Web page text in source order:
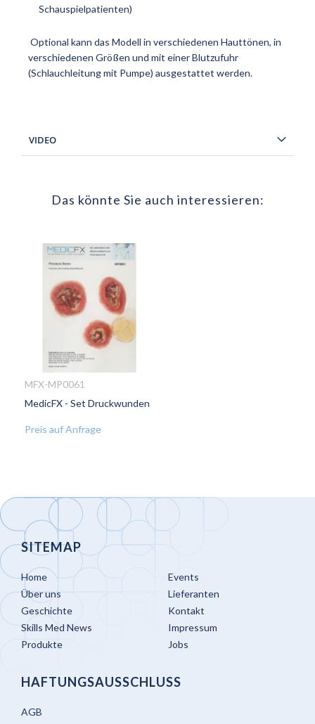
Schauspielpatienten)
Optional kann das Modell in verschiedenen Hauttönen, in
verschiedenen Größen und mit einer Blutzufuhr
(Schlauchleitung mit Pumpe) ausgestattet werden.
VIDEO
Das könnte Sie auch interessieren:
ZUR
HINZUFÜGEN
MFX-MP0061
MedicFX - Set Druckwunden
Preis auf Anfrage
SITEMAP
Home
Über uns
Geschichte
Skills Med News
Produkte
Events
Lieferanten
Kontakt
Impressum
Jobs
HAFTUNGSAUSSCHLUSS
AGB